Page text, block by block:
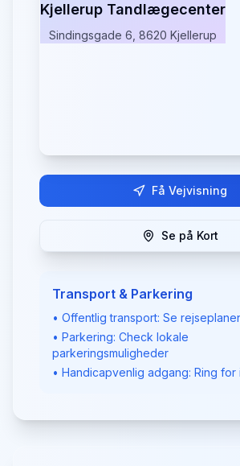
Kjellerup Tandlægecenter
Sindingsgade 6, 8620 Kjellerup
Få Vejvisning
Se på Kort
Transport & Parkering
• Offentlig transport: Se
• Parkering: Check lokale
parkeringsmuligheder
• Handicapvenlig adgang: Ring for